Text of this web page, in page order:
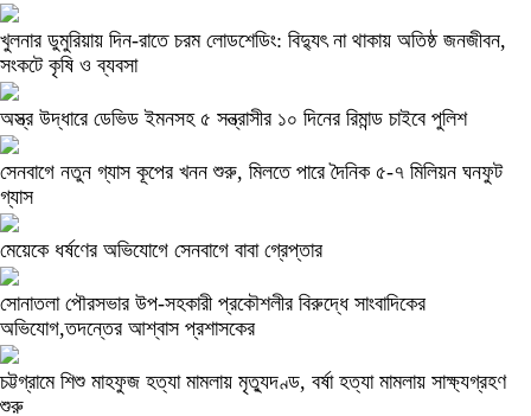
খুলনার ডুমুরিয়ায় দিন-রাতে চরম লোডশেডিং: বিদ্যুৎ না থাকায় অতিষ্ঠ জনজীবন,
সংকটে কৃষি ও ব্যবসা
অস্ত্র উদ্ধারে ডেভিড ইমনসহ ৫ সন্ত্রাসীর ১০ দিনের রিমান্ড চাইবে পুলিশ
সেনবাগে নতুন গ্যাস কূপের খনন শুরু, মিলতে পারে দৈনিক ৫-৭ মিলিয়ন ঘনফুট
গ্যাস
মেয়েকে ধর্ষণের অভিযোগে সেনবাগে বাবা গ্রেপ্তার
সোনাতলা পৌরসভার উপ-সহকারী প্রকৌশলীর বিরুদ্ধে সাংবাদিকের
অভিযোগ,তদন্তের আশ্বাস প্রশাসকের
চট্টগ্রামে শিশু মাহফুজ হত্যা মামলায় মৃত্যুদণ্ড, বর্ষা হত্যা মামলায় সাক্ষ্যগ্রহণ
শুরু